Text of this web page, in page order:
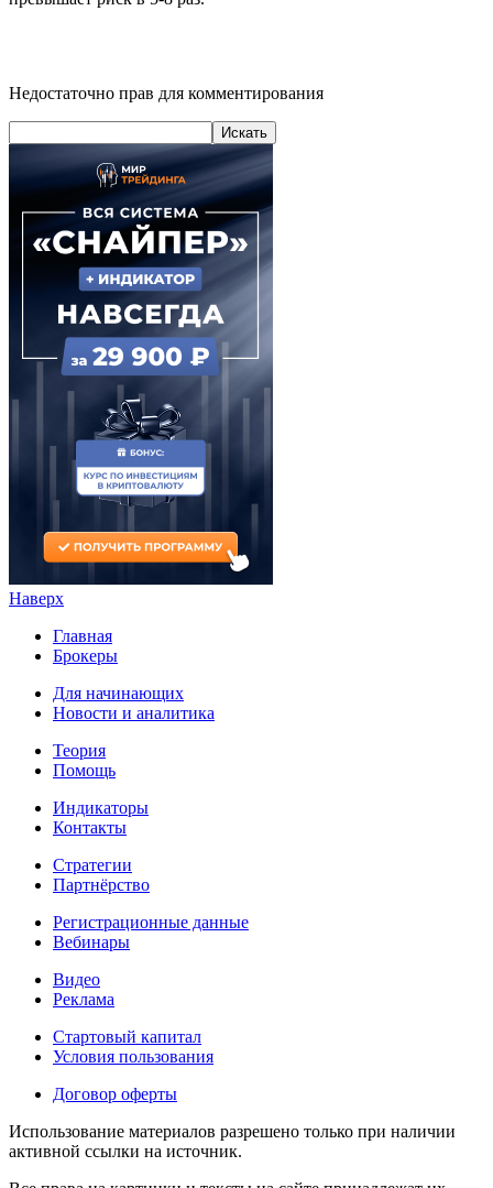
Недостаточно прав для комментирования
Наверх
Главная
Брокеры
Для начинающих
Новости и аналитика
Теория
Помощь
Индикаторы
Контакты
Стратегии
Партнёрство
Регистрационные данные
Вебинары
Видео
Реклама
Стартовый капитал
Условия пользования
Договор оферты
Использование материалов разрешено только при наличии
активной ссылки на источник.